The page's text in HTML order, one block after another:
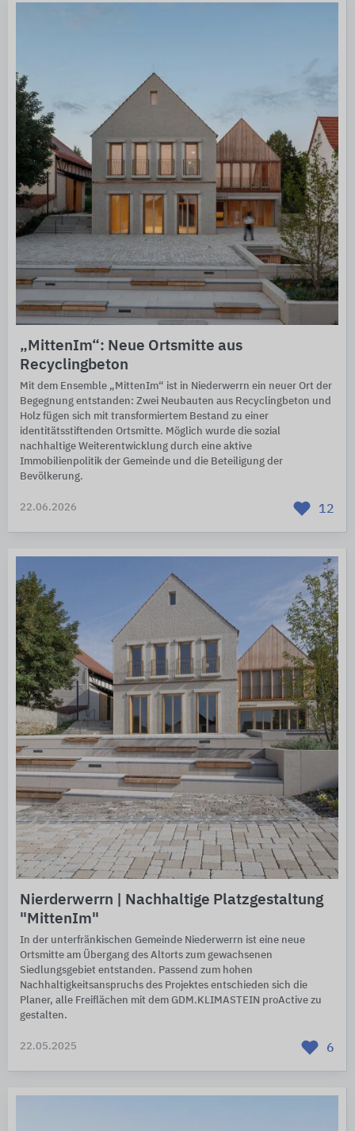
„MittenIm“: Neue Ortsmitte aus
Recyclingbeton
Mit dem Ensemble „MittenIm“ ist in Niederwerrn ein neuer Ort der
Begegnung entstanden: Zwei Neubauten aus Recyclingbeton und
Holz fügen sich mit transformiertem Bestand zu einer
identitätsstiftenden Ortsmitte. Möglich wurde die sozial
nachhaltige Weiterentwicklung durch eine aktive
Immobilienpolitik der Gemeinde und die Beteiligung der
Bevölkerung.
22.06.2026 12
Nierderwerrn | Nachhaltige Platzgestaltung
"MittenIm"
In der unterfränkischen Gemeinde Niederwerrn ist eine neue
Ortsmitte am Übergang des Altorts zum gewachsenen
Siedlungsgebiet entstanden. Passend zum hohen
Nachhaltigkeitsanspruchs des Projektes entschieden sich die
Planer, alle Freiflächen mit dem GDM.KLIMASTEIN proActive zu
gestalten.
22.05.2025 6